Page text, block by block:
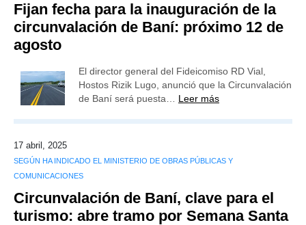
Fijan fecha para la inauguración de la
circunvalación de Baní: próximo 12 de
agosto
El director general del Fideicomiso RD Vial,
Hostos Rizik Lugo, anunció que la Circunvalación
de Baní será puesta… Leer más
17 abril, 2025
SEGÚN HA INDICADO EL MINISTERIO DE OBRAS PÚBLICAS Y
COMUNICACIONES
Circunvalación de Baní, clave para el
turismo: abre tramo por Semana Santa